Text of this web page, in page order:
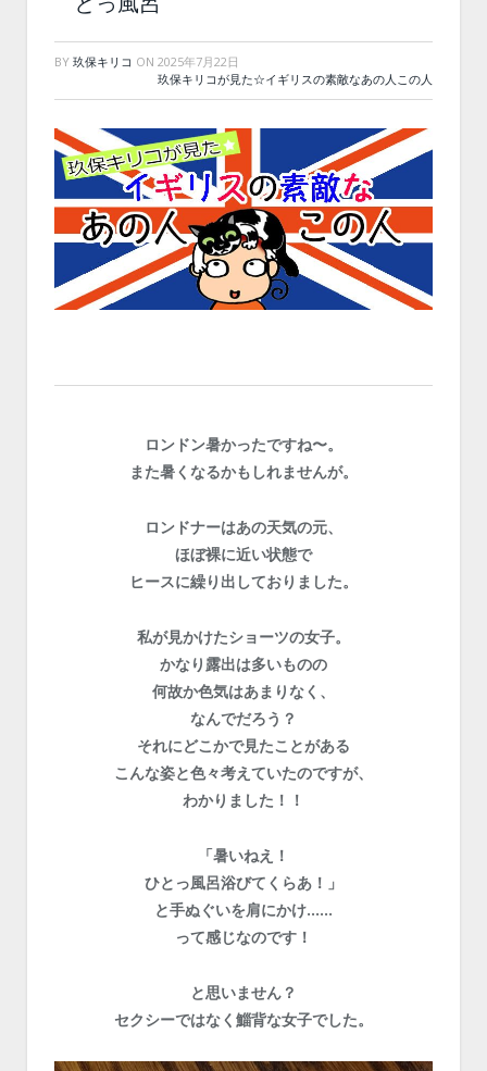
BY 玖保キリコ ON 2025年7月22日
玖保キリコが見た☆イギリスの素敵なあの人この人
ロンドン暑かったですね〜。
また暑くなるかもしれませんが。
ロンドナーはあの天気の元、
ほぼ裸に近い状態で
ヒースに繰り出しておりました。
私が見かけたショーツの女子。
かなり露出は多いものの
何故か色気はあまりなく、
なんでだろう？
それにどこかで見たことがある
こんな姿と色々考えていたのですが、
わかりました！！
「暑いねえ！
ひとっ風呂浴びてくらあ！」
と手ぬぐいを肩にかけ……
って感じなのです！
と思いません？
セクシーではなく鯔背な女子でした。